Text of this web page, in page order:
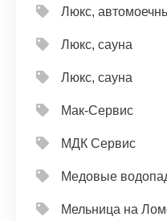
Люкс,
Люкс, сауна
Люкс, сауна
Мак-Сервис
МДК Сервис
Медовые
Мельница на